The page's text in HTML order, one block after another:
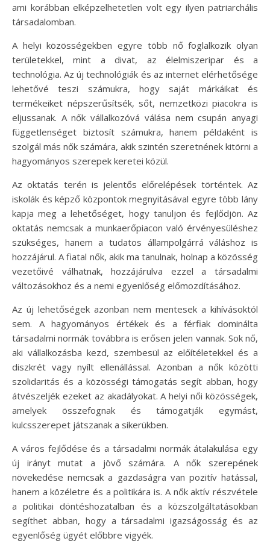
ami korábban elképzelhetetlen volt egy ilyen patriarchális
társadalomban.
A helyi közösségekben egyre több nő foglalkozik olyan
területekkel, mint a divat, az élelmiszeripar és a
technológia. Az új technológiák és az internet elérhetősége
lehetővé teszi számukra, hogy saját márkáikat és
termékeiket népszerűsítsék, sőt, nemzetközi piacokra is
eljussanak. A nők vállalkozóvá válása nem csupán anyagi
függetlenséget biztosít számukra, hanem példaként is
szolgál más nők számára, akik szintén szeretnének kitörni a
hagyományos szerepek keretei közül.
Az oktatás terén is jelentős előrelépések történtek. Az
iskolák és képző központok megnyitásával egyre több lány
kapja meg a lehetőséget, hogy tanuljon és fejlődjön. Az
oktatás nemcsak a munkaerőpiacon való érvényesüléshez
szükséges, hanem a tudatos állampolgárrá váláshoz is
hozzájárul. A fiatal nők, akik ma tanulnak, holnap a közösség
vezetőivé válhatnak, hozzájárulva ezzel a társadalmi
változásokhoz és a nemi egyenlőség előmozdításához.
Az új lehetőségek azonban nem mentesek a kihívásoktól
sem. A hagyományos értékek és a férfiak dominálta
társadalmi normák továbbra is erősen jelen vannak. Sok nő,
aki vállalkozásba kezd, szembesül az előítéletekkel és a
diszkrét vagy nyílt ellenállással. Azonban a nők közötti
szolidaritás és a közösségi támogatás segít abban, hogy
átvészeljék ezeket az akadályokat. A helyi női közösségek,
amelyek összefognak és támogatják egymást,
kulcsszerepet játszanak a sikerükben.
A város fejlődése és a társadalmi normák átalakulása egy
új irányt mutat a jövő számára. A nők szerepének
növekedése nemcsak a gazdaságra van pozitív hatással,
hanem a közéletre és a politikára is. A nők aktív részvétele
a politikai döntéshozatalban és a közszolgáltatásokban
segíthet abban, hogy a társadalmi igazságosság és az
egyenlőség ügyét előbbre vigyék.